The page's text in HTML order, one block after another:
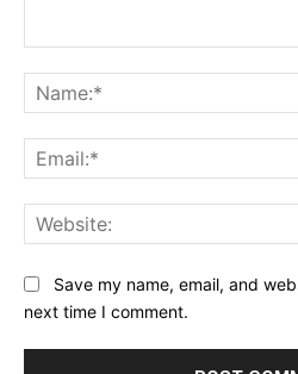
Save my name, email, and
next time I comment.